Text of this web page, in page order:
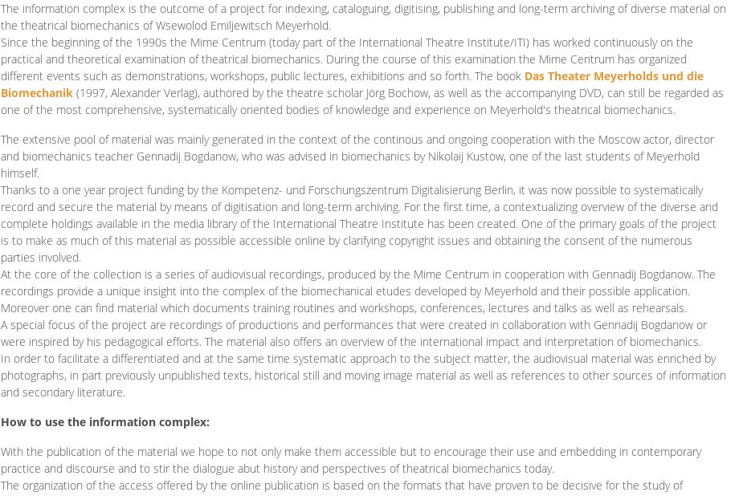
The information complex is the outcome of a project for indexing, cataloguing, digitising, publishing and long-term archiving of diverse material on
the theatrical biomechanics of Wsewolod Emiljewitsch Meyerhold.
Since the beginning of the 1990s the Mime Centrum (today part of the International Theatre Institute/ITI) has worked continuously on the
practical and theoretical examination of theatrical biomechanics. During the course of this examination the Mime Centrum has organized
different events such as demonstrations, workshops, public lectures, exhibitions and so forth. The book Das Theater Meyerholds und die
Biomechanik (1997, Alexander Verlag), authored by the theatre scholar Jörg Bochow, as well as the accompanying DVD, can still be regarded as
one of the most comprehensive, systematically oriented bodies of knowledge and experience on Meyerhold's theatrical biomechanics.
The extensive pool of material was mainly generated in the context of the continous and ongoing cooperation with the Moscow actor, director
and biomechanics teacher Gennadij Bogdanow, who was advised in biomechanics by Nikolaij Kustow, one of the last students of Meyerhold
himself.
Thanks to a one year project funding by the Kompetenz- und Forschungszentrum Digitalisierung Berlin, it was now possible to systematically
record and secure the material by means of digitisation and long-term archiving. For the first time, a contextualizing overview of the diverse and
complete holdings available in the media library of the International Theatre Institute has been created. One of the primary goals of the project
is to make as much of this material as possible accessible online by clarifying copyright issues and obtaining the consent of the numerous
parties involved.
At the core of the collection is a series of audiovisual recordings, produced by the Mime Centrum in cooperation with Gennadij Bogdanow. The
recordings provide a unique insight into the complex of the biomechanical etudes developed by Meyerhold and their possible application.
Moreover one can find material which documents training routines and workshops, conferences, lectures and talks as well as rehearsals.
A special focus of the project are recordings of productions and performances that were created in collaboration with Gennadij Bogdanow or
were inspired by his pedagogical efforts. The material also offers an overview of the international impact and interpretation of biomechanics.
In order to facilitate a differentiated and at the same time systematic approach to the subject matter, the audiovisual material was enriched by
photographs, in part previously unpublished texts, historical still and moving image material as well as references to other sources of information
and secondary literature.
How to use the information complex:
With the publication of the material we hope to not only make them accessible but to encourage their use and embedding in contemporary
practice and discourse and to stir the dialogue abut history and perspectives of theatrical biomechanics today.
The organization of the access offered by the online publication is based on the formats that have proven to be decisive for the study of